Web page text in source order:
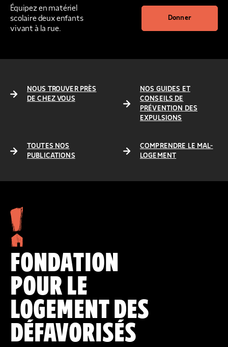
Équipez en matériel
scolaire deux enfants
vivant à la rue.
Donner
NOUS TROUVER PRÈS
DE CHEZ VOUS
NOS GUIDES ET
CONSEILS DE
PRÉVENTION DES
EXPULSIONS
TOUTES NOS
PUBLICATIONS
COMPRENDRE LE MAL-
LOGEMENT
FONDATION
POUR LE
LOGEMENT DES
DÉFAVORISÉS